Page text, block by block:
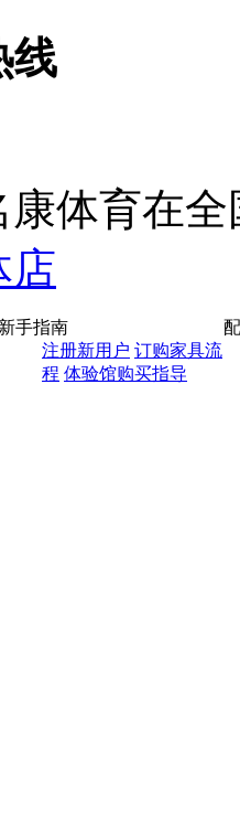
线
体育在
店
新手指南
注册新用户 订购家具流
程 体验馆购买指导